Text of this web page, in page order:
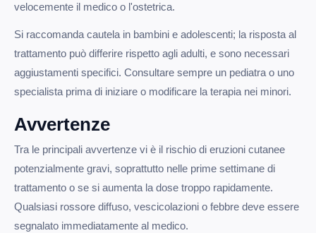
velocemente il medico o l'ostetrica.
Si raccomanda cautela in bambini e adolescenti; la risposta al
trattamento può differire rispetto agli adulti, e sono necessari
aggiustamenti specifici. Consultare sempre un pediatra o uno
specialista prima di iniziare o modificare la terapia nei minori.
Avvertenze
Tra le principali avvertenze vi è il rischio di eruzioni cutanee
potenzialmente gravi, soprattutto nelle prime settimane di
trattamento o se si aumenta la dose troppo rapidamente.
Qualsiasi rossore diffuso, vescicolazioni o febbre deve essere
segnalato immediatamente al medico.